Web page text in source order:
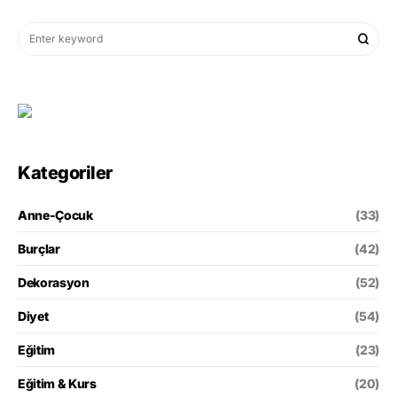
Kategoriler
Anne-Çocuk (33)
Burçlar (42)
Dekorasyon (52)
Diyet (54)
Eğitim (23)
Eğitim & Kurs (20)